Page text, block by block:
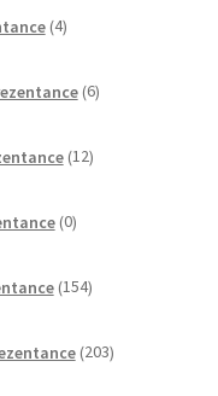
4izdelki
6izdelkov
12izdelkov
0izdelkov
154izdelkov
203izdelki